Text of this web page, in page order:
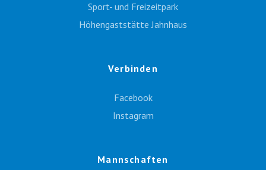
Sport- und Freizeitpark
Höhengaststätte Jahnhaus
Verbinden
Facebook
Instagram
Mannschaften